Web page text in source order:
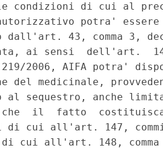
condizioni di cui al
potra'
dall'art. 43, comma 3,
ai sensi  dell'art.
2006, AIFA potra'
del medicinale,
o al sequestro, anche
che  il  fatto
di cui all'art. 147,
di cui all'art. 148,